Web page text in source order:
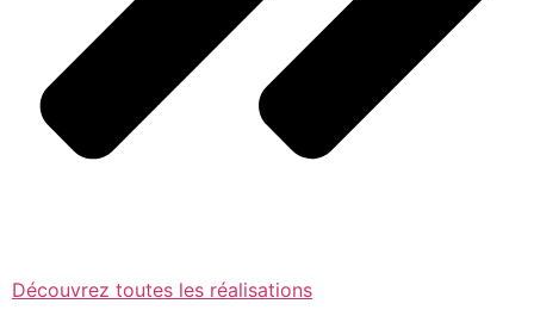
Découvrez toutes les réalisations